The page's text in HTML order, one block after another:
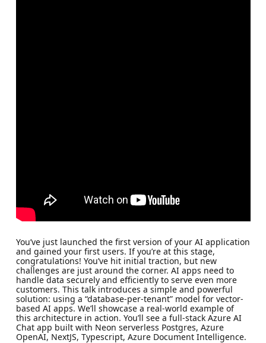
You’ve just launched the first version of your AI application
and gained your first users. If you’re at this stage,
congratulations! You’ve hit initial traction, but new
challenges are just around the corner. AI apps need to
handle data securely and efficiently to serve even more
customers. This talk introduces a simple and powerful
solution: using a “database-per-tenant” model for vector-
based AI apps. We’ll showcase a real-world example of
this architecture in action. You’ll see a full-stack Azure AI
Chat app built with Neon serverless Postgres, Azure
OpenAI, NextJS, Typescript, Azure Document Intelligence.